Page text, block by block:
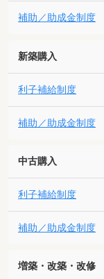
補助／助成金制度
新築購入
利子補給制度
補助／助成金制度
中古購入
利子補給制度
補助／助成金制度
増築・改築・改修